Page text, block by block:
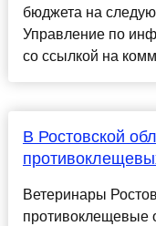
бюджета на
Управление по
со ссылкой на
В Ростовской
Ветеринары
противоклещевые